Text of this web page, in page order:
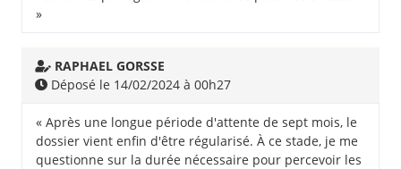
»
RAPHAEL GORSSE
Déposé le 14/02/2024 à 00h27
« Après une longue période d'attente de sept mois, le
dossier vient enfin d'être régularisé. À ce stade, je me
questionne sur la durée nécessaire pour percevoir les